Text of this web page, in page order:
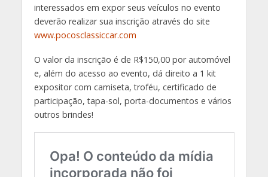
interessados em expor seus veículos no evento
deverão realizar sua inscrição através do site
www.pocosclassiccar.com
O valor da inscrição é de R$150,00 por automóvel
e, além do acesso ao evento, dá direito a 1 kit
expositor com camiseta, troféu, certificado de
participação, tapa-sol, porta-documentos e vários
outros brindes!